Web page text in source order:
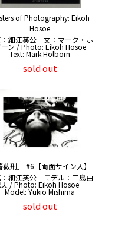
of Photography: Eikoh
Hosoe
：細江英公 文：マーク・ホ
ーン / Photo: Eikoh Hosoe
Text: Mark Holborn
sold out
薇刑」 #6【両面サイン入】
：細江英公 モデル：三島由
/ Photo: Eikoh Hosoe
Model: Yukio Mishima
sold out